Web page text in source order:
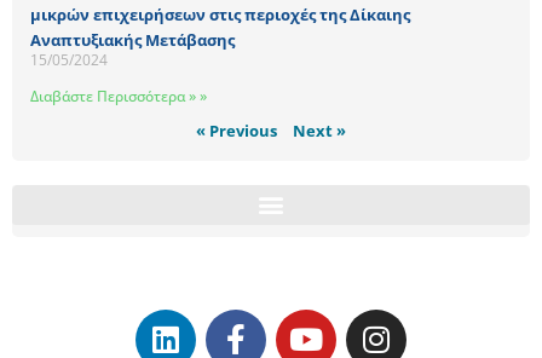
μικρών επιχειρήσεων στις περιοχές της Δίκαιης
Αναπτυξιακής Μετάβασης
15/05/2024
Διαβάστε Περισσότερα » »
« Previous Next »